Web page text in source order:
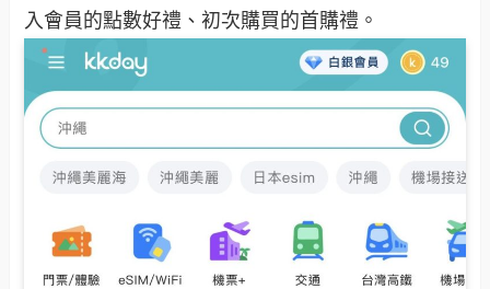
入會員的點數好禮、初次購買的首購禮。